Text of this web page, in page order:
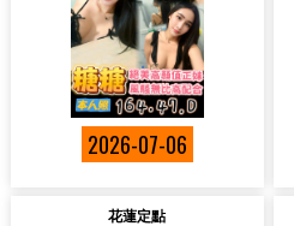
2026-07-06
花蓮定點